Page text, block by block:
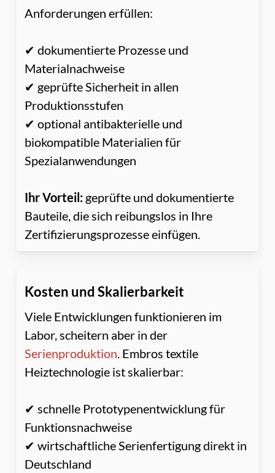
Anforderungen erfüllen:
✔ dokumentierte Prozesse und
Materialnachweise
✔ geprüfte Sicherheit in allen
Produktionsstufen
✔ optional antibakterielle und
biokompatible Materialien für
Spezialanwendungen
Ihr Vorteil: geprüfte und dokumentierte
Bauteile, die sich reibungslos in Ihre
Zertifizierungsprozesse einfügen.
Kosten und Skalierbarkeit
Viele Entwicklungen funktionieren im
Labor, scheitern aber in der
Serienproduktion. Embros textile
Heiztechnologie ist skalierbar:
✔ schnelle Prototypenentwicklung für
Funktionsnachweise
✔ wirtschaftliche Serienfertigung direkt in
Deutschland